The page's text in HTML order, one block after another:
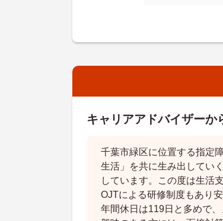
キャリアアドバイザーか
千葉市緑区に位置する指定
生活」を共に生み出してい
しています。この度は生活
OJTによる研修制度もあり
年間休日は119日と多めで